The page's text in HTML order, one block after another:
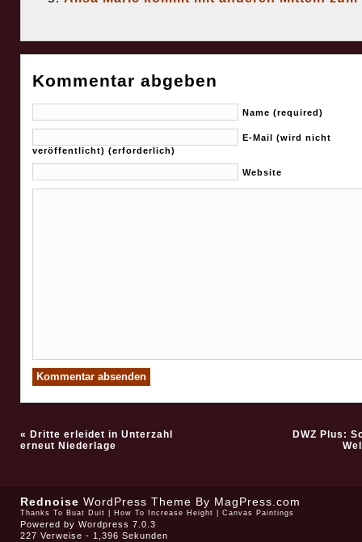
Kommentar abgeben
Name (required)
E-Mail (wird nicht
veröffentlicht) (erforderlich)
Website
« Dritte erleidet in Unterzahl
erneut Niederlage
DWZ Plus:
Rednoise WordPress Theme By MagPress.com
Thanks To Buat Duit How To Increase Height Canvas Paintings
Powered by Wordpress 7.0.3
227 Verweise - 1,396 Sekunden